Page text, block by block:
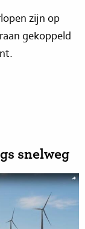
zijn op
gekoppeld
snelweg